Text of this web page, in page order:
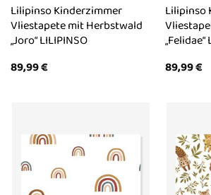
Lilipinso Kinderzimmer
Vliestapete mit Herbstwald
„Joro“ LILIPINSO
89,99€
Lilipinso
89,99€